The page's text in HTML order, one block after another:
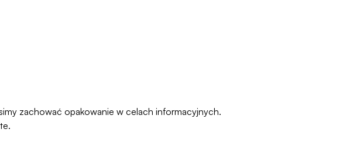
zachować opakowanie w celach informacyjnych.